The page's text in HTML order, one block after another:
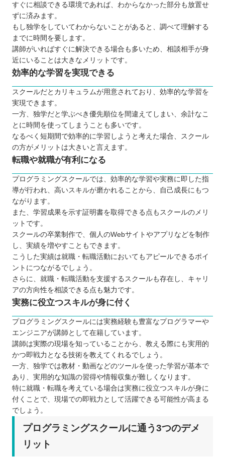
すぐに相談できる環境であれば、わからなかった部分も放置せ
ずに済みます。
もし独学をしていてわからないことがあると、調べて理解する
までに時間を要します。
講師がいればすぐに解決できる場合も多いため、相談相手が身
近にいることは大きなメリットです。
効率的な学習を実現できる
スクールだとカリキュラムが用意されており、効率的な学習を
実現できます。
一方、独学だと学ぶべき優先順位を間違えてしまい、余計なこ
とに時間を使ってしまうことも多いです。
なるべく短期間で効率的に学習しようと考えた場合、スクール
の方がメリットは大きいと言えます。
転職や就職が有利になる
プログラミングスクールでは、効率的な学習や実務に即した指
導が行われ、高いスキルが磨かれることから、自己成長にもつ
ながります。
また、学習成果を示す証明書を取得できる点もスクールのメリ
ットです。
スクールの卒業制作で、個人のWebサイトやアプリなどを制作
し、実績を増やすこともできます。
こうした実績は就職・転職活動においてもアピールできるポイ
ントにつながるでしょう。
さらに、就職・転職活動を支援するスクールも存在し、キャリ
アの方向性を相談できる点も魅力です。
実務に役立つスキルが身に付く
プログラミングスクールには実務経験も豊富なプログラマーや
エンジニアが講師として在籍しています。
講師は実際の現場を知っていることから、教える際にも実用的
かつ即戦力となる技術を教えてくれるでしょう。
一方、独学では教材・動画などのツールを使った学習が基本で
あり、実用的な知識の習得や情報収集が難しくなります。
特に就職・転職を考えている場合は実務に役立つスキルが身に
付くことで、現場での即戦力として活躍できる可能性が高まる
でしょう。
プログラミングスクールに通う3つのデメ
リット